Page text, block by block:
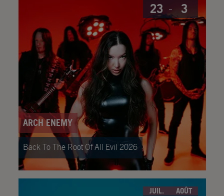
ARCH ENEMY
Back To The Root Of All Evil 2026
23 3
JUIL. AOÛT